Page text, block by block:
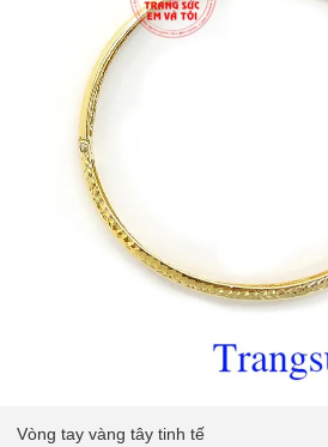
Vòng tay vàng tây tinh tế